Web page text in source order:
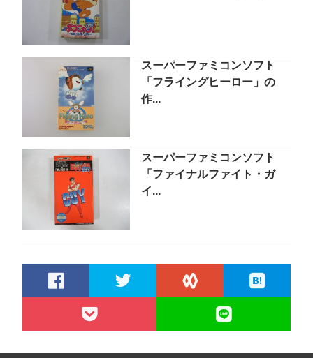
スーパーファミコンソフト
「フライングヒーロー」の
作...
スーパーファミコンソフト
「ファイナルファイト・ガ
イ...